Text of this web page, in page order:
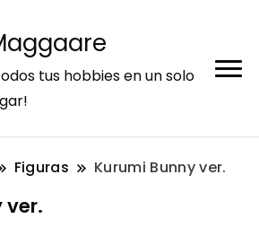
tus hobbies en un solo
Figuras Kurumi Bunny ver.
ver.